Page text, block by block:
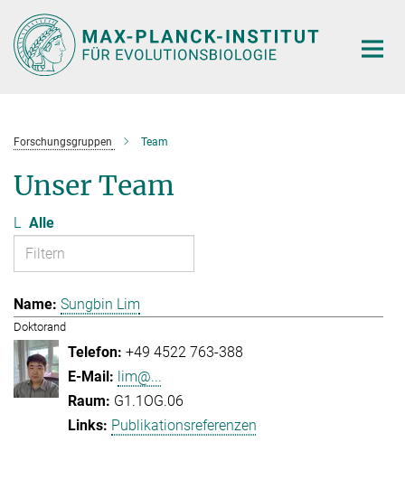
Hauptinhalt
Forschungsgruppen Team
Unser Team
L Alle
Sungbin Lim
Doktorand
+49 4522 763-388
lim@...
G1.1OG.06
Publikationsreferenzen